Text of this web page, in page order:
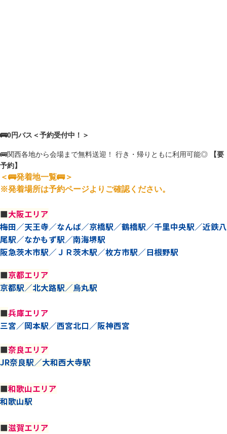
🚌0円バス＜予約受付中！＞
🚌関西各地から会場まで無料送迎！ 行き・帰りともに利用可能◎
【要
予約】
＜🚌発着地一覧🚌＞
※発着場所は予約ページよりご確認ください。
■大阪エリア
梅田／天王寺／なんば／京橋駅／鶴橋駅／千里中央駅／近鉄八
尾駅／なかもず駅／南海堺駅
阪急茨木市駅／ＪＲ茨木駅／枚方市駅／日根野駅
■京都エリア
京都駅／北大路駅／烏丸駅
■兵庫エリア
三宮／岡本駅／西宮北口／阪神西宮
■奈良エリア
JR奈良駅／大和西大寺駅
■和歌山エリア
和歌山駅
■滋賀エリア